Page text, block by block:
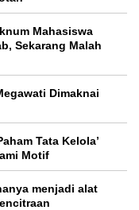
Mahasiswa
Sekarang Malah
Dimaknai
Tata Kelola’
Motif
menjadi alat